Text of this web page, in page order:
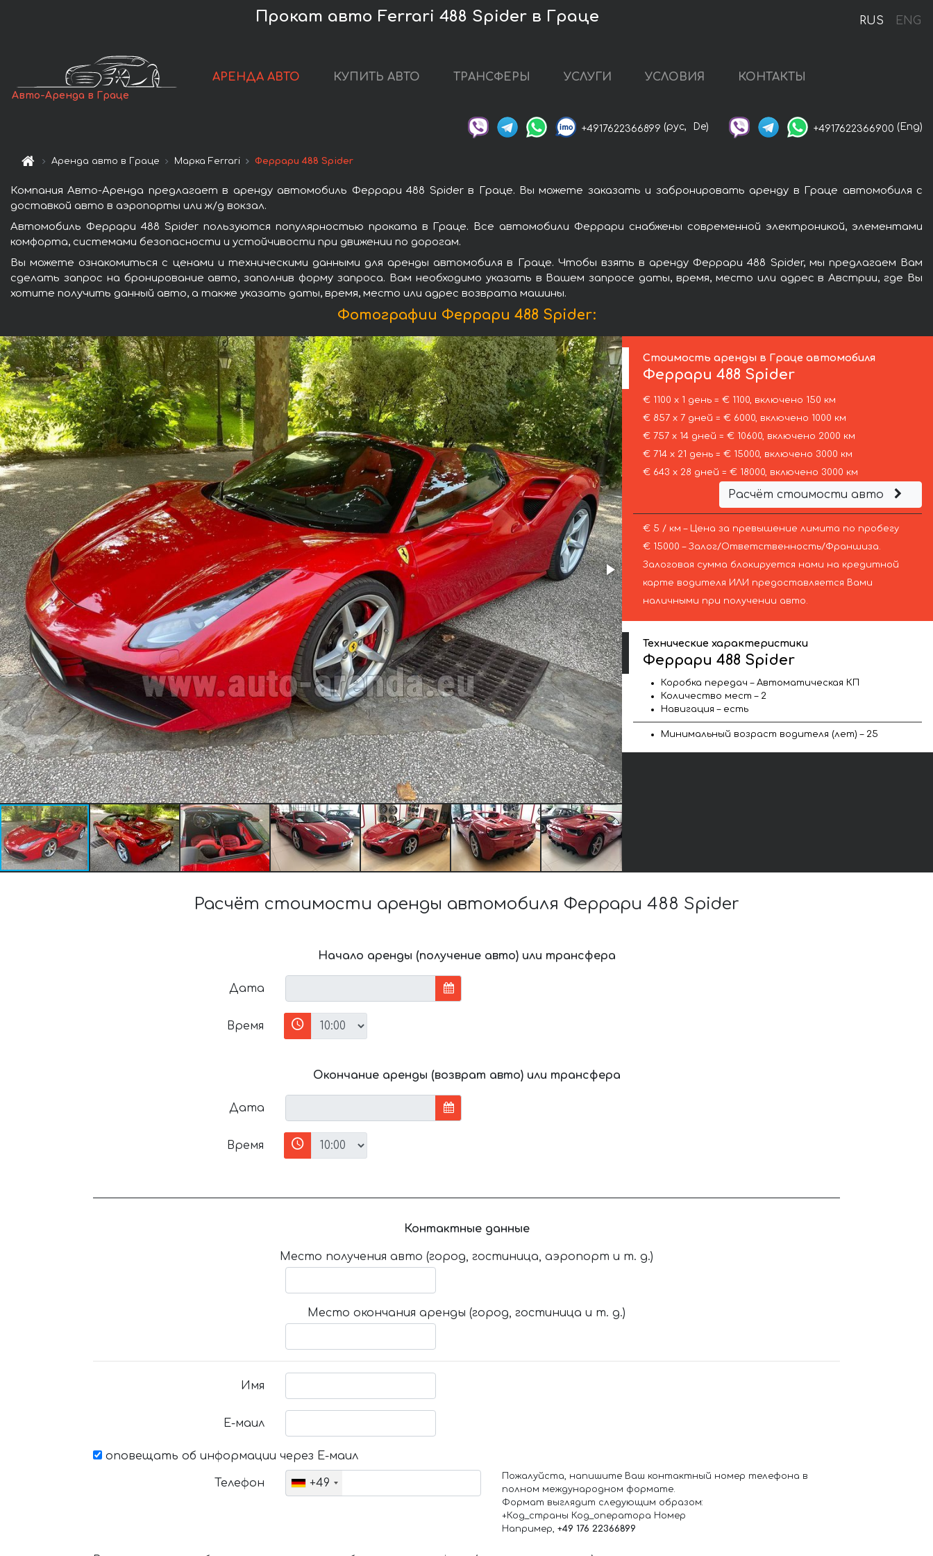
RUS ENG
Прокат авто Ferrari 488 Spider в Граце
Авто-Аренда в Граце
АРЕНДА АВТО КУПИТЬ АВТО ТРАНСФЕРЫ УСЛУГИ УСЛОВИЯ КОНТАКТЫ
+4917622366899 (рус, De) +4917622366900 (Eng)
Аренда авто в Граце Марка Ferrari Феррари 488 Spider
Компания Авто-Аренда предлагает в аренду автомобиль Феррари 488 Spider в Граце. Вы можете заказать и забронировать аренду в Граце автомобиля с
доставкой авто в аэропорты или ж/д вокзал.
Автомобиль Феррари 488 Spider пользуются популярностью проката в Граце. Все автомобили Феррари снабжены современной электроникой, элементами
комфорта, системами безопасности и устойчивости при движении по дорогам.
Вы можете ознакомиться с ценами и техническими данными для аренды автомобиля в Граце. Чтобы взять в аренду Феррари 488 Spider, мы предлагаем Вам
сделать запрос на бронирование авто, заполнив форму запроса. Вам необходимо указать в Вашем запросе даты, время, место или адрес в Австрии, где Вы
хотите получить данный авто, а также указать даты, время, место или адрес возврата машины.
Фотографии Феррари 488 Spider:
Стоимость аренды в Граце автомобиля
Феррари 488 Spider
€ 1100 х 1 день = € 1100, включено 150 км
€ 857 х 7 дней = € 6000, включено 1000 км
€ 757 х 14 дней = € 10600, включено 2000 км
€ 714 х 21 день = € 15000, включено 3000 км
€ 643 х 28 дней = € 18000, включено 3000 км
Расчёт стоимости авто
€ 5 / км – Цена за превышение лимита по пробегу
€ 15000 – Залог/Ответственность/Франшиза.
Залоговая сумма блокируется нами на кредитной
карте водителя ИЛИ предоставляется Вами
наличными при получении авто.
Технические характеристики
Феррари 488 Spider
Коробка передач – Автоматическая КП
Количество мест – 2
Навигация – есть
Минимальный возраст водителя (лет) – 25
Расчёт стоимости аренды автомобиля Феррари 488 Spider
Начало аренды (получение авто) или трансфера
Дата
Время
Окончание аренды (возврат авто) или трансфера
Дата
Время
Контактные данные
Место получения авто (город, гостиница, аэропорт и т. д.)
Место окончания аренды (город, гостиница и т. д.)
Имя
Е-маил
оповещать об информации через Е-маил
Телефон +49
Пожалуйста, напишите Ваш контактный номер телефона в
полном международном формате.
Формат выглядит следующим образом:
+Код_страны Код_оператора Номер
Например, +49 176 22366899